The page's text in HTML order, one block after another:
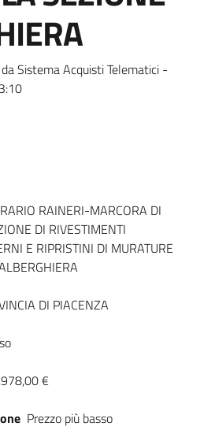
Sistema Acquisti Telematici -
RAINERI-MARCORA DI
DI RIVESTIMENTI
E RIPRISTINI DI MURATURE
DI PIACENZA
€
Prezzo più basso